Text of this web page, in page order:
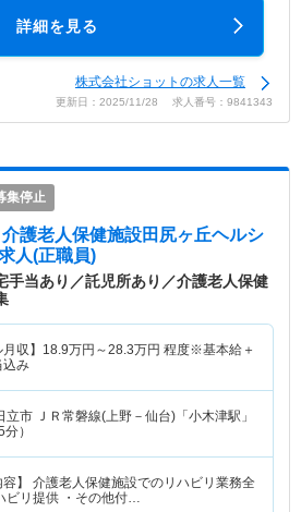
詳細を見る
株式会社ショットの求人一覧
更新日：2025/11/28 求人番号：9841343
集停止
護老人保健施設田尻ヶ丘ヘルシ
人(正職員)
手当あり／託児所あり／介護老人保健
収】 18.9万円～28.3万円 程度※基本給＋
込み
立市 ＪＲ常磐線(上野－仙台)「小木津駅」
分）
容】 介護老人保健施設でのリハビリ業務全
ビリ提供 ・その他付…